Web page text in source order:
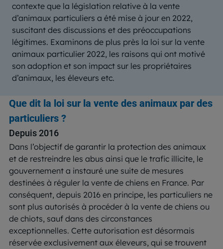
contexte que la législation relative à la vente
d’animaux particuliers a été mise à jour en 2022,
suscitant des discussions et des préoccupations
légitimes. Examinons de plus près la loi sur la vente
animaux particulier 2022, les raisons qui ont motivé
son adoption et son impact sur les propriétaires
d’animaux, les éleveurs etc.
Que dit la loi sur la vente des animaux par des
particuliers ?
Depuis 2016
Dans l’objectif de garantir la protection des animaux
et de restreindre les abus ainsi que le trafic illicite, le
gouvernement a instauré une suite de mesures
destinées à réguler la vente de chiens en France. Par
conséquent, depuis 2016 en principe, les particuliers ne
sont plus autorisés à procéder à la vente de chiens ou
de chiots, sauf dans des circonstances
exceptionnelles. Cette autorisation est désormais
réservée exclusivement aux éleveurs, qui se trouvent